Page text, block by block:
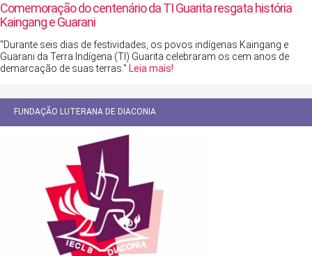
Comemoração do centenário da TI Guarita resgata história
Kaingang e Guarani
"Durante seis dias de festividades, os povos indígenas Kaingang e
Guarani da Terra Indígena (TI) Guarita celebraram os cem anos de
demarcação de suas terras." Leia mais!
FUNDAÇÃO LUTERANA DE DIACONIA